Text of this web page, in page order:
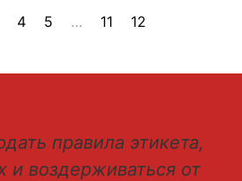
4 5 … 11 12
правила этикета,
и воздерживаться от